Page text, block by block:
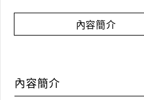
內容簡介
內容簡介